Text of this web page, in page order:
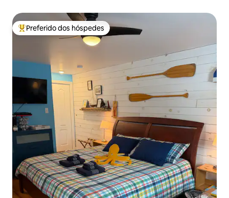
Entre os melhores preferidos dos hóspedes
Preferido dos hóspedes